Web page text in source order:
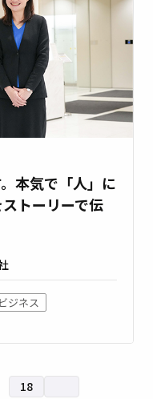
本気で「人」に
トーリーで伝
ジネス
18